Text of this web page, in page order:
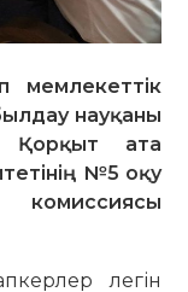
мемлекеттік
науқаны
Қорқыт ата
№5 оқу
легін